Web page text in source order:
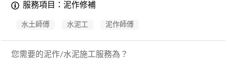
服務項目：泥作修補
水土師傅 水泥工 泥作師傅
您需要的泥作/水泥施工服務為？